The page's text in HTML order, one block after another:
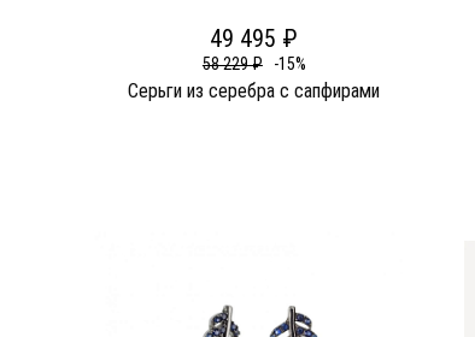
49 495 ₽
58 229 ₽ -15%
Серьги из серебра c сапфирами